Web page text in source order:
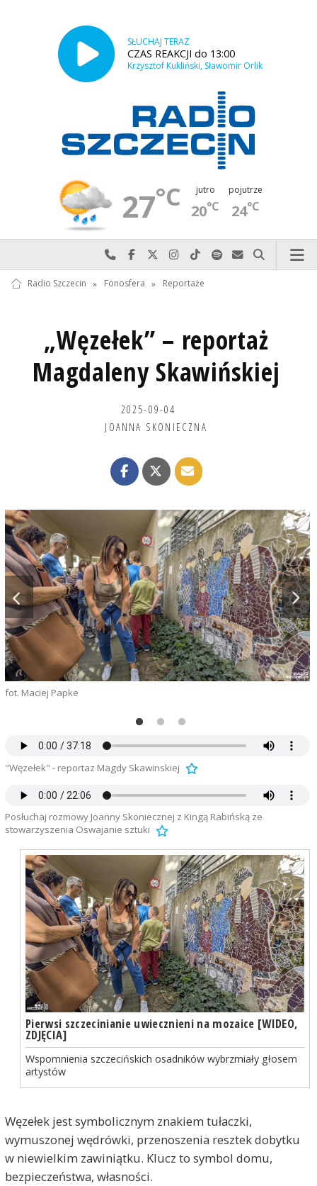
SŁUCHAJ TERAZ
CZAS REAKCJI do 13:00
Krzysztof Kukliński, Sławomir Orlik
27°C jutro
20°C
pojutrze
24°C
Najlepiej po prostu do nas zadzwoń
Odwiedź nas na Facebook-u
Odwiedź nas na X
Odwiedź nas na Instagram-ie
Odwiedź nas na TikTok-u
Szukaj nas na Spotify
Wyślij do nas
Szukaj
Radio Szczecin » Fonosfera » Reportaże
„Węzełek” – reportaż
Magdaleny Skawińskiej
2025-09-04
JOANNA SKONIECZNA
fot. Maciej Papke
"Węzełek" - reportaz Magdy Skawinskiej
Posłuchaj rozmowy Joanny Skoniecznej z Kingą Rabińską ze
stowarzyszenia Oswajanie sztuki
Pierwsi szczecinianie uwiecznieni na mozaice [WIDEO,
ZDJĘCIA]
Wspomnienia szczecińskich osadników wybrzmiały głosem
artystów
Węzełek jest symbolicznym znakiem tułaczki,
wymuszonej wędrówki, przenoszenia resztek dobytku
w niewielkim zawiniątku. Klucz to symbol domu,
bezpieczeństwa, własności.